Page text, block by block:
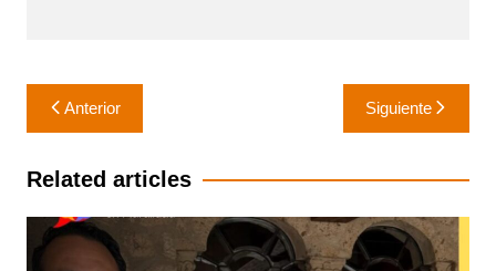
Navegación
de
entradas
Anterior Siguiente
Related articles